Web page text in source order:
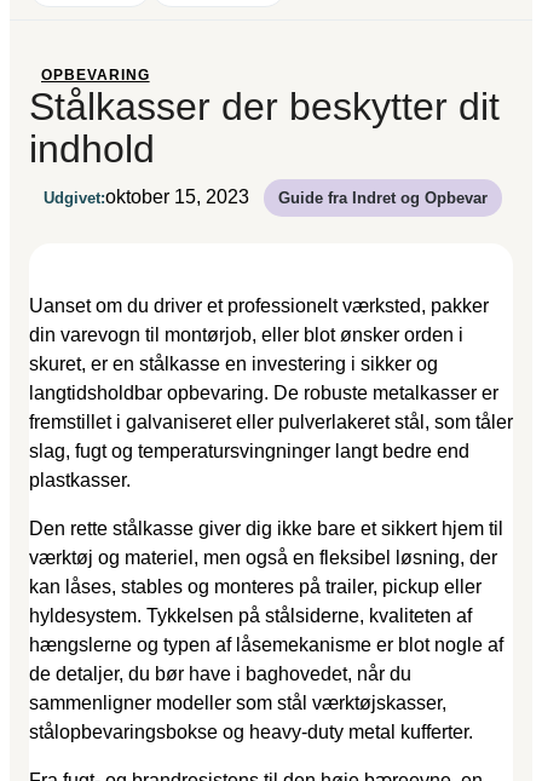
OPBEVARING
Stålkasser der beskytter dit
indhold
Udgivet:oktober 15, 2023 Guide fra Indret og Opbevar
Uanset om du driver et professionelt værksted, pakker
din varevogn til montørjob, eller blot ønsker orden i
skuret, er en stålkasse en investering i sikker og
langtidsholdbar opbevaring. De robuste metalkasser er
fremstillet i galvaniseret eller pulverlakeret stål, som tåler
slag, fugt og temperatursvingninger langt bedre end
plastkasser.
Den rette stålkasse giver dig ikke bare et sikkert hjem til
værktøj og materiel, men også en fleksibel løsning, der
kan låses, stables og monteres på trailer, pickup eller
hyldesystem. Tykkelsen på stålsiderne, kvaliteten af
hængslerne og typen af låsemekanisme er blot nogle af
de detaljer, du bør have i baghovedet, når du
sammenligner modeller som stål værktøjskasser,
stålopbevaringsbokse og heavy-duty metal kufferter.